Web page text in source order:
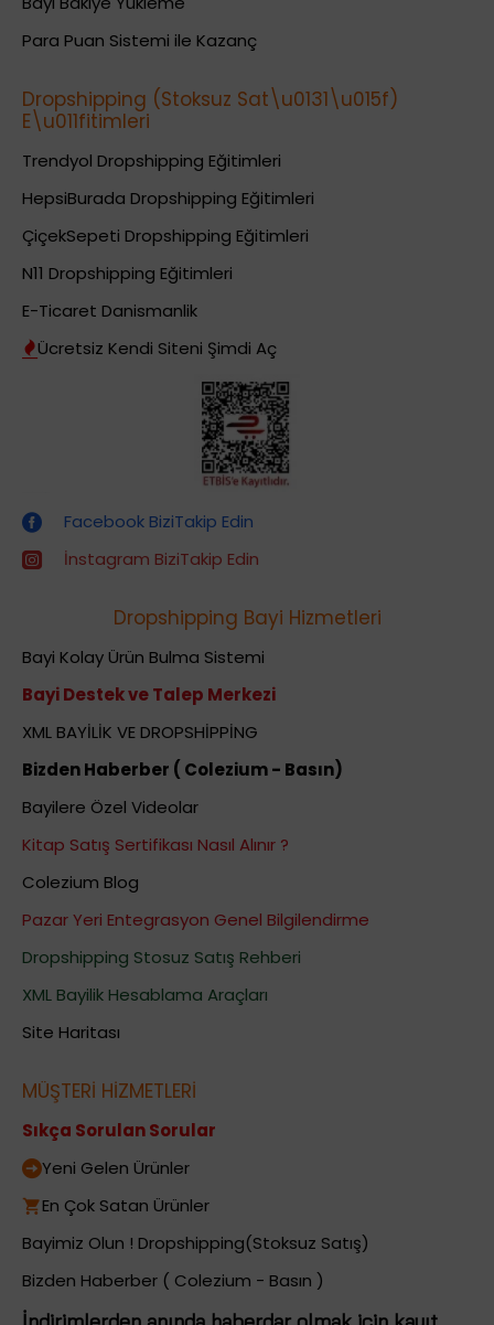
Para Puan Sistemi ile Kazanç
Dropshipping (Stoksuz Sat\u0131\u015f)
E\u011fitimleri
Trendyol Dropshipping Eğitimleri
HepsiBurada Dropshipping Eğitimleri
ÇiçekSepeti Dropshipping Eğitimleri
N11 Dropshipping Eğitimleri
E-Ticaret Danismanlik
Ücretsiz Kendi Siteni Şimdi Aç
Facebook BiziTakip Edin
İnstagram BiziTakip Edin
Dropshipping Bayi Hizmetleri
Bayi Kolay Ürün Bulma Sistemi
Bayi Destek ve Talep Merkezi
XML BAYİLİK VE DROPSHİPPİNG
Bizden Haberber ( Colezium - Basın)
Bayilere Özel Videolar
Kitap Satış Sertifikası Nasıl Alınır ?
Colezium Blog
Pazar Yeri Entegrasyon Genel Bilgilendirme
Dropshipping Stosuz Satış Rehberi
XML Bayilik Hesablama Araçları
Site Haritası
MÜŞTERİ HİZMETLERİ
Sıkça Sorulan Sorular
Yeni Gelen Ürünler
En Çok Satan Ürünler
Bayimiz Olun ! Dropshipping(Stoksuz Satış)
Bizden Haberber ( Colezium - Basın )